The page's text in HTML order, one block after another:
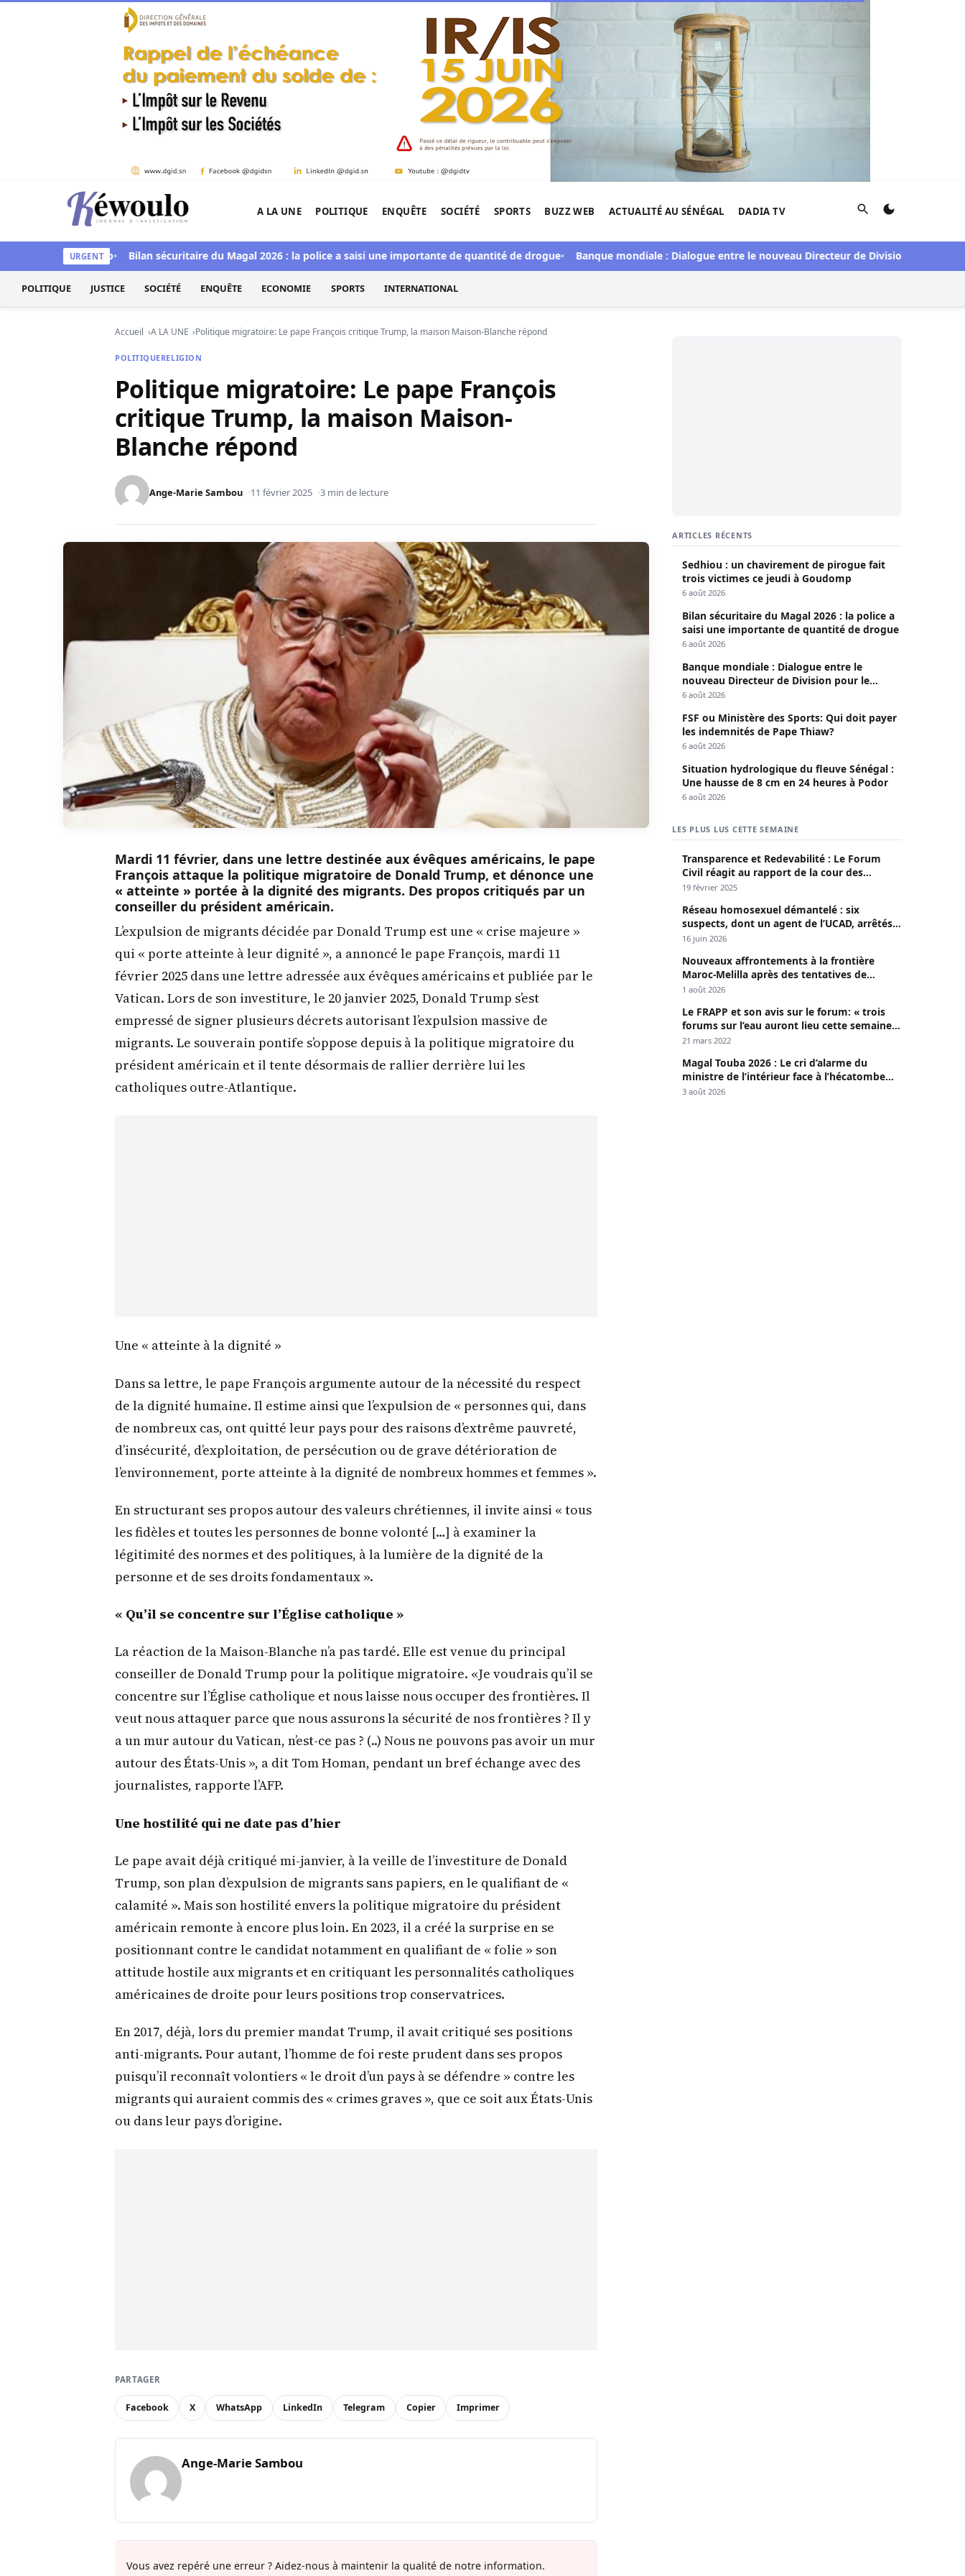
Aller au contenu
Kéwoulo, le premier site d'information et d'investigation de l'Afrique.
A LA UNE POLITIQUE ENQUÊTE SOCIÉTÉ SPORTS BUZZ WEB ACTUALITÉ AU SÉNÉGAL DADIA TV Rechercher
URGENT
à Goudomp Bilan sécuritaire du Magal 2026 : la police a saisi une importante de quantité de drogue Banque mondiale : Dialogue entre le nouveau Directeur de Division pour le
POLITIQUE JUSTICE SOCIÉTÉ ENQUÊTE ECONOMIE SPORTS INTERNATIONAL
Accueil A LA UNE Politique migratoire: Le pape François critique Trump, la maison Maison-Blanche répond
POLITIQUERELIGION
Politique migratoire: Le pape François
critique Trump, la maison Maison-
Blanche répond
Ange-Marie Sambou 11 février 2025 3 min de lecture
Mardi 11 février, dans une lettre destinée aux évêques américains, le pape
François attaque la politique migratoire de Donald Trump, et dénonce une
« atteinte » portée à la dignité des migrants. Des propos critiqués par un
conseiller du président américain.
L’expulsion de migrants décidée par Donald Trump est une « crise majeure »
qui « porte atteinte à leur dignité », a annoncé le pape François, mardi 11
février 2025 dans une lettre adressée aux évêques américains et publiée par le
Vatican. Lors de son investiture, le 20 janvier 2025, Donald Trump s’est
empressé de signer plusieurs décrets autorisant l’expulsion massive de
migrants. Le souverain pontife s’oppose depuis à la politique migratoire du
président américain et il tente désormais de rallier derrière lui les
catholiques outre-Atlantique.
Une « atteinte à la dignité »
Dans sa lettre, le pape François argumente autour de la nécessité du respect
de la dignité humaine. Il estime ainsi que l’expulsion de « personnes qui, dans
de nombreux cas, ont quitté leur pays pour des raisons d’extrême pauvreté,
d’insécurité, d’exploitation, de persécution ou de grave détérioration de
l’environnement, porte atteinte à la dignité de nombreux hommes et femmes ».
En structurant ses propos autour des valeurs chrétiennes, il invite ainsi « tous
les fidèles et toutes les personnes de bonne volonté […] à examiner la
légitimité des normes et des politiques, à la lumière de la dignité de la
personne et de ses droits fondamentaux ».
« Qu’il se concentre sur l’Église catholique »
La réaction de la Maison-Blanche n’a pas tardé. Elle est venue du principal
conseiller de Donald Trump pour la politique migratoire. «Je voudrais qu’il se
concentre sur l’Église catholique et nous laisse nous occuper des frontières. Il
veut nous attaquer parce que nous assurons la sécurité de nos frontières ? Il y
a un mur autour du Vatican, n’est-ce pas ? (..) Nous ne pouvons pas avoir un mur
autour des États-Unis », a dit Tom Homan, pendant un bref échange avec des
journalistes, rapporte l’AFP.
Une hostilité qui ne date pas d’hier
Le pape avait déjà critiqué mi-janvier, à la veille de l’investiture de Donald
Trump, son plan d’expulsion de migrants sans papiers, en le qualifiant de «
calamité ». Mais son hostilité envers la politique migratoire du président
américain remonte à encore plus loin. En 2023, il a créé la surprise en se
positionnant contre le candidat notamment en qualifiant de « folie » son
attitude hostile aux migrants et en critiquant les personnalités catholiques
américaines de droite pour leurs positions trop conservatrices.
En 2017, déjà, lors du premier mandat Trump, il avait critiqué ses positions
anti-migrants. Pour autant, l’homme de foi reste prudent dans ses propos
puisqu’il reconnaît volontiers « le droit d’un pays à se défendre » contre les
migrants qui auraient commis des « crimes graves », que ce soit aux États-Unis
ou dans leur pays d’origine.
PARTAGER
Facebook X WhatsApp LinkedIn Telegram Copier Imprimer
Ange-Marie Sambou
Vous avez repéré une erreur ? Aidez-nous à maintenir la qualité de notre information.
ARTICLES RÉCENTS
Sedhiou : un chavirement de pirogue fait
trois victimes ce jeudi à Goudomp
6 août 2026
Bilan sécuritaire du Magal 2026 : la police a
saisi une importante de quantité de drogue
6 août 2026
Banque mondiale : Dialogue entre le
nouveau Directeur de Division pour le
Sénégal et le Pr. Diomaye
6 août 2026
FSF ou Ministère des Sports: Qui doit payer
les indemnités de Pape Thiaw?
6 août 2026
Situation hydrologique du fleuve Sénégal :
Une hausse de 8 cm en 24 heures à Podor
6 août 2026
LES PLUS LUS CETTE SEMAINE
Transparence et Redevabilité : Le Forum
Civil réagit au rapport de la cour des
comptes
19 février 2025
Réseau homosexuel démantelé : six
suspects, dont un agent de l’UCAD, arrêtés à
Keur Massar ; l’un avoue avoir propagé le
16 juin 2026
Nouveaux affrontements à la frontière
Maroc-Melilla après des tentatives de
passage
1 août 2026
Le FRAPP et son avis sur le forum: « trois
forums sur l’eau auront lieu cette semaine à
Dakar »
21 mars 2022
Magal Touba 2026 : Le cri d’alarme du
ministre de l’intérieur face à l’hécatombe
routière
3 août 2026